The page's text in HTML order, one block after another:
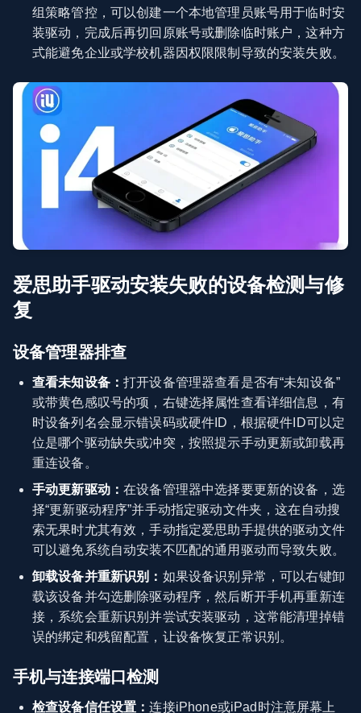
组策略管控，可以创建一个本地管理员账号用于临时安
装驱动，完成后再切回原账号或删除临时账户，这种方
式能避免企业或学校机器因权限限制导致的安装失败。
爱思助手驱动安装失败的设备检测与修
复
设备管理器排查
查看未知设备：打开设备管理器查看是否有“未知设备”
或带黄色感叹号的项，右键选择属性查看详细信息，有
时设备列名会显示错误码或硬件ID，根据硬件ID可以定
位是哪个驱动缺失或冲突，按照提示手动更新或卸载再
重连设备。
手动更新驱动：在设备管理器中选择要更新的设备，选
择“更新驱动程序”并手动指定驱动文件夹，这在自动搜
索无果时尤其有效，手动指定爱思助手提供的驱动文件
可以避免系统自动安装不匹配的通用驱动而导致失败。
卸载设备并重新识别： 如果设备识别异常，可以右键卸
载该设备并勾选删除驱动程序，然后断开手机再重新连
接，系统会重新识别并尝试安装驱动，这常能清理掉错
误的绑定和残留配置，让设备恢复正常识别。
手机与连接端口检测
检查设备信任设置：连接iPhone或iPad时注意屏幕上